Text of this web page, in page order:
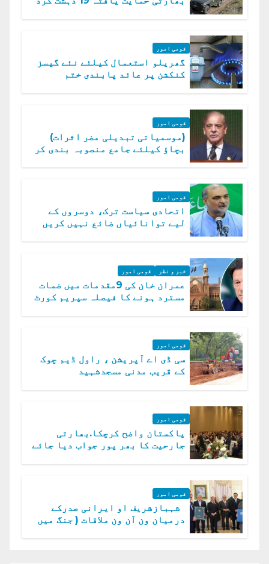
قومی امور
گھریلو استعمال کیلئے نئے گیسز
کنکشن پر عائد پابندی ختم
قومی امور
(موسمیاتی تبدیلی مضر اثرات)
بچاؤ کیلئے جامع منصوبہ بندی کر
قومی امور
اتحادی سیاست ترک، دوسروں کے
لیے توانائیاں ضائع نہیں کریں
خبر و نظر قومی امور
عمران خان کی 9مقدمات میں ضمات
مسترد ہونے کا فیصلہ سپریم کورٹ
قومی امور
سی ڈی اے آپریشن ، راول ڈیم چوک
کے قریب مدنی مسجدشہید
قومی امور
پاکستان واضح کرچکا.بھارتی
جارحیت کا بھر پور جواب دیا جائے
قومی امور
شہبازشریف او ایرانی صدرکے
درمیان ون آن ون ملاقات ( جنگ میں